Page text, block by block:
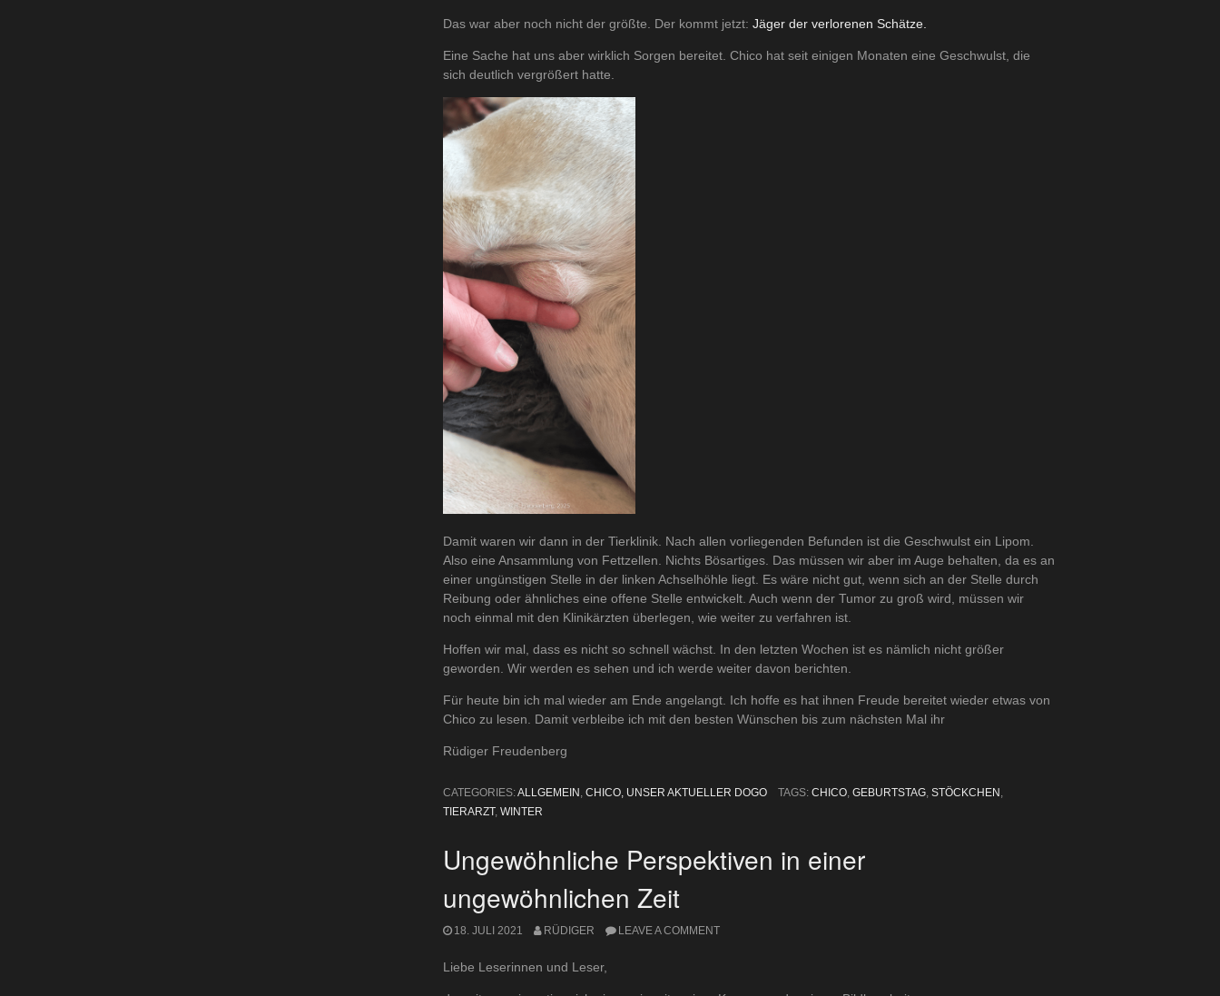
Das war aber noch nicht der größte. Der kommt jetzt: Jäger der verlorenen Schätze.
Eine Sache hat uns aber wirklich Sorgen bereitet. Chico hat seit einigen Monaten eine Geschwulst, die
sich deutlich vergrößert hatte.
Damit waren wir dann in der Tierklinik. Nach allen vorliegenden Befunden ist die Geschwulst ein Lipom.
Also eine Ansammlung von Fettzellen. Nichts Bösartiges. Das müssen wir aber im Auge behalten, da es an
einer ungünstigen Stelle in der linken Achselhöhle liegt. Es wäre nicht gut, wenn sich an der Stelle durch
Reibung oder ähnliches eine offene Stelle entwickelt. Auch wenn der Tumor zu groß wird, müssen wir
noch einmal mit den Klinikärzten überlegen, wie weiter zu verfahren ist.
Hoffen wir mal, dass es nicht so schnell wächst. In den letzten Wochen ist es nämlich nicht größer
geworden. Wir werden es sehen und ich werde weiter davon berichten.
Für heute bin ich mal wieder am Ende angelangt. Ich hoffe es hat ihnen Freude bereitet wieder etwas von
Chico zu lesen. Damit verbleibe ich mit den besten Wünschen bis zum nächsten Mal ihr
Rüdiger Freudenberg
CATEGORIES:ALLGEMEIN CHICO, UNSER AKTUELLER DOGO TAGS: CHICO, GEBURTSTAG, STÖCKCHEN
TIERARZT, WINTER
Ungewöhnliche Perspektiven in einer
ungewöhnlichen Zeit
18. JULI 2021 RÜDIGER LEAVE A COMMENT
Liebe Leserinnen und Leser,